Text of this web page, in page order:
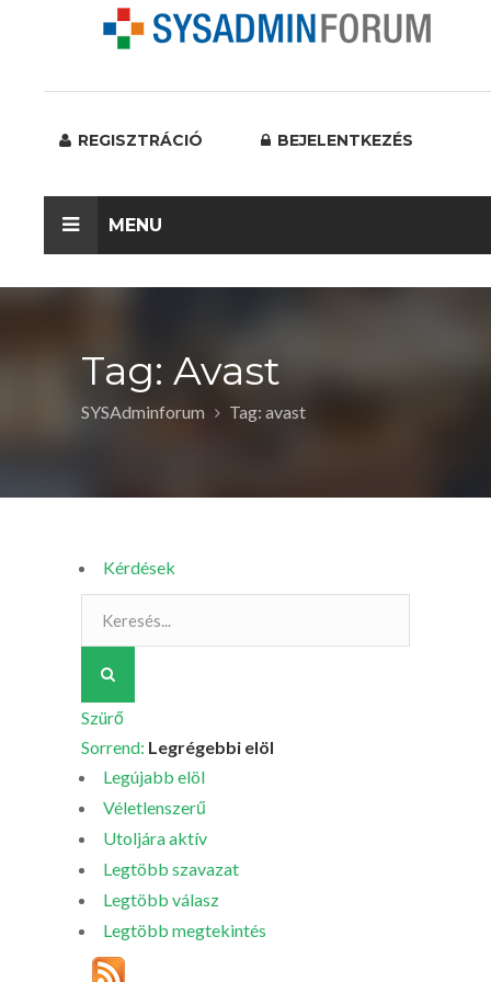
REGISZTRÁCIÓ BEJELENTKEZÉS
MENU
Tag: Avast
SYSAdminforum Tag: avast
Kérdések
Szürő
Sorrend: Legrégebbi elöl
Legújabb elöl
Véletlenszerű
Utoljára aktív
Legtöbb szavazat
Legtöbb válasz
Legtöbb megtekintés